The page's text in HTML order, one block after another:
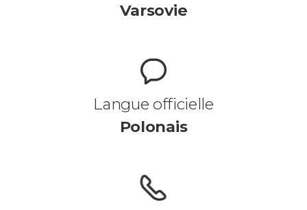
Varsovie
Langue officielle
Polonais